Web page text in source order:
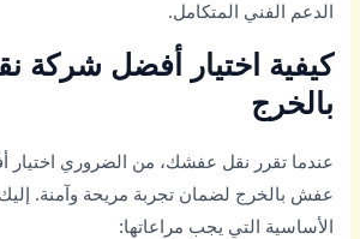
الدعم الفني المتكامل.
كيفية اختيار أفضل
بالخرج
عندما تقرر نقل عفشك، من الضروري
عفش بالخرج لضمان تجربة مريحة وآمنة.
الأساسية التي يجب مراعاتها: